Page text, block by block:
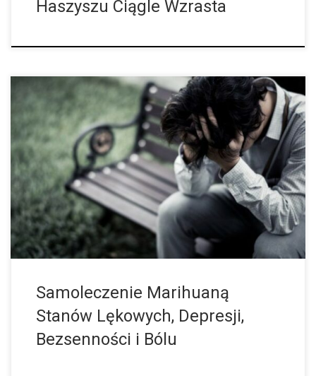
Haszyszu Ciągle Wzrasta
Dane na temat właściwości medycznych marihuany wciąż są
aktualizowane i odkrywa się coraz więcej korzyści tej rośliny dla
ludzkiego zdrowia, a w ostatnich latach wskazuje na to coraz
więcej badań. […]
Samoleczenie Marihuaną
Stanów Lękowych, Depresji,
Bezsenności i Bólu